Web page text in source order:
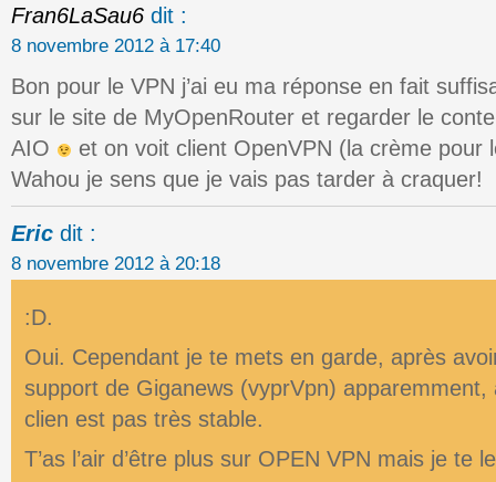
Fran6LaSau6 dit :
8 novembre 2012 à 17:40
Bon pour le VPN j’ai eu ma réponse en fait
sur le site de MyOpenRouter et regarder le
AIO
et on voit client OpenVPN (la crème pour
Wahou je sens que je vais pas tarder à craquer!
Eric dit :
8 novembre 2012 à 20:18
:D.
Oui. Cependant je te mets en garde, après
support de Giganews (vyprVpn) apparemment,
clien est pas très stable.
T’as l’air d’être plus sur OPEN VPN mais je te